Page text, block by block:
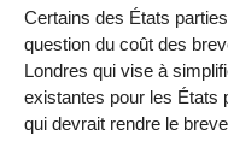
Certains des États
question du coût des
Londres qui vise à
existantes pour les États
qui devrait rendre le